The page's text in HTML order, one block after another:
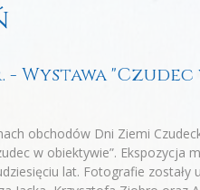
- Wystawa
obchodów Dni Ziemi
w obiektywie”. Ekspozycja
lat. Fotografie